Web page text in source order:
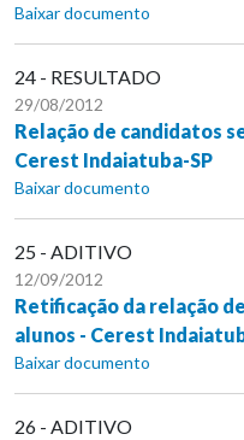
Baixar documento
24 - RESULTADO
29/08/2012
Relação de candidatos
Cerest Indaiatuba-SP
Baixar documento
25 - ADITIVO
12/09/2012
Retificação da relação
alunos - Cerest
Baixar documento
26 - ADITIVO